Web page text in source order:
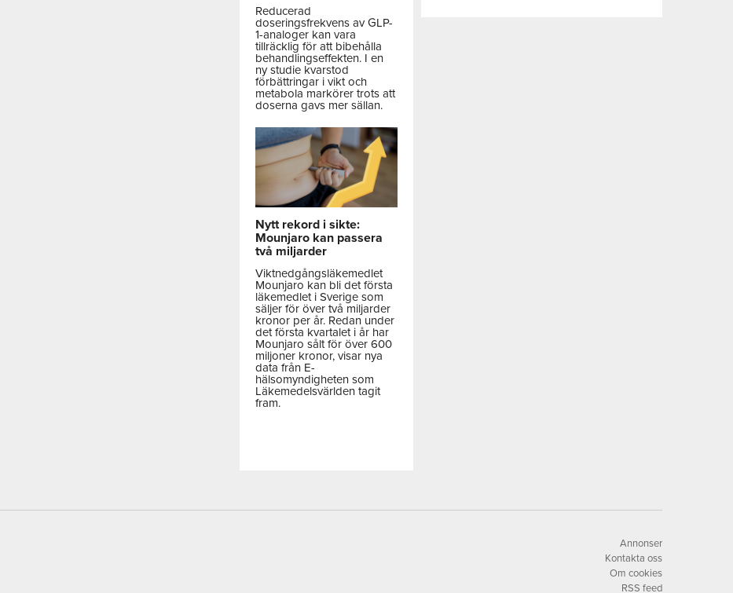
Reducerad
doseringsfrekvens av GLP-
1-analoger kan vara
tillräcklig för att bibehålla
behandlingseffekten. I en
ny studie kvarstod
förbättringar i vikt och
metabola markörer trots att
doserna gavs mer sällan.
Nytt rekord i sikte:
Mounjaro kan passera
två miljarder
Viktnedgångsläkemedlet
Mounjaro kan bli det första
läkemedlet i Sverige som
säljer för över två miljarder
kronor per år. Redan under
det första kvartalet i år har
Mounjaro sålt för över 600
miljoner kronor, visar nya
data från E-
hälsomyndigheten som
Läkemedelsvärlden tagit
fram.
Annonser
Kontakta oss
Om cookies
RSS feed